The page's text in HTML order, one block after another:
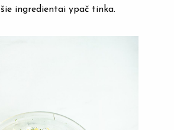
ingredientai ypač tinka.